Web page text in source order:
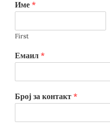
Име *
First
Емаил *
Број за контакт *